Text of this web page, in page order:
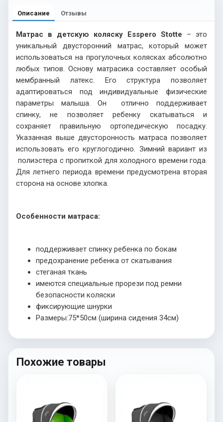
Описание Отзывы
Матрас в детскую коляску Esspero Stotte – это
уникальный двусторонний матрас, который может
использоваться на прогулочных колясках абсолютно
любых типов. Основу матрасика составляет особый
мембранный латекс. Его структура позволяет
адаптироваться под индивидуальные физические
параметры малыша. Он отлично поддерживает
спинку, не позволяет ребенку скатываться и
сохраняет правильную ортопедическую посадку.
Указанная выше двусторонность матраса позволяет
использовать его круглогодично. Зимний вариант из
полиэстера с пропиткой для холодного времени года.
Для летнего периода времени предусмотрена вторая
сторона на основе хлопка.
Особенности матраса:
поддерживает спинку ребенка по бокам
предохранение ребенка от скатывания
стеганая ткань
имеются специальные прорези под ремни
безопасности коляски
фиксирующие шнурки
Размеры:75*50см (ширина сидения 34см)
Похожие товары